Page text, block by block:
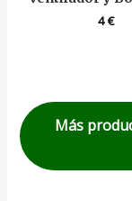
4€
Más